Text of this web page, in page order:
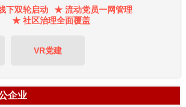
下双轮启动
★ 流动党员一网管理
★ 社区治理全面覆盖
VR党建
企业